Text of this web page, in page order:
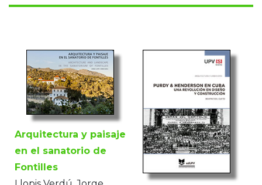
Arquitectura y paisaje
en el sanatorio de
Fontilles